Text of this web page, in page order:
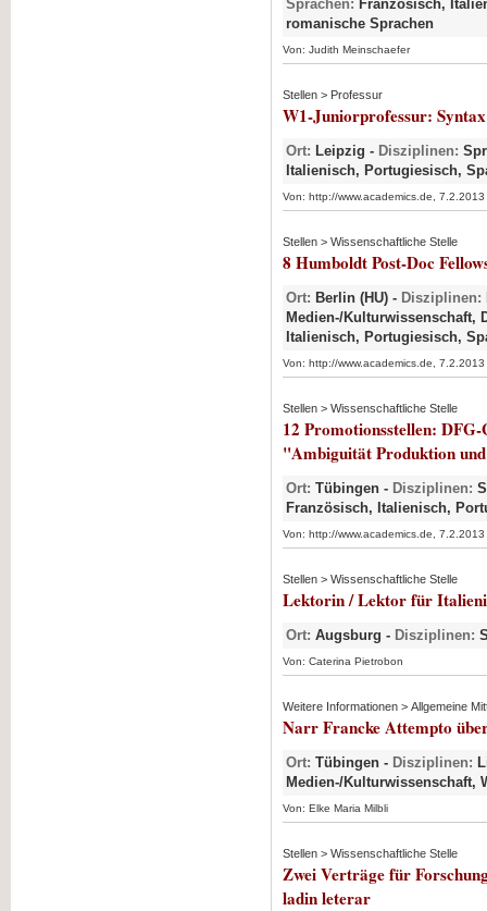
Sprachen: Französisch,
romanische Sprachen
Von: Judith Meinschaefer
Stellen > Professur
W1-Juniorprofessur: Syntax
Ort: Leipzig - Disziplinen:
Italienisch, Portugiesisch,
Von: http://www.academics.de, 7.2.2013
Stellen > Wissenschaftliche Stelle
8 Humboldt Post-Doc
Ort: Berlin (HU) - Disziplinen:
Medien-/Kulturwissenschaft,
Italienisch, Portugiesisch,
Von: http://www.academics.de, 7.2.2013
Stellen > Wissenschaftliche Stelle
12 Promotionsstellen:
"Ambiguität Produktion
Ort: Tübingen - Disziplinen:
Französisch, Italienisch,
Von: http://www.academics.de, 7.2.2013
Stellen > Wissenschaftliche Stelle
Lektorin / Lektor für
Ort: Augsburg - Disziplinen:
Von: Caterina Pietrobon
Weitere Informationen > Allgemeine
Narr Francke Attempto
Ort: Tübingen - Disziplinen:
Medien-/Kulturwissenschaft,
Von: Elke Maria Milbli
Stellen > Wissenschaftliche Stelle
Zwei Verträge für
ladin leterar